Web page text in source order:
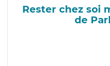
Rester chez soi
de